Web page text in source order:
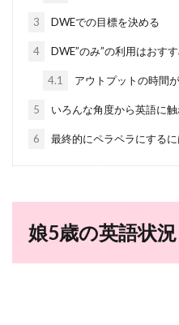
3 DWEでの目標を決める
4 DWE”のみ”の利用はおす
4.1 アウトプットの時間
5 いろんな角度から英語に
6 最終的にペラペラにするに
娘5歳の英語状況